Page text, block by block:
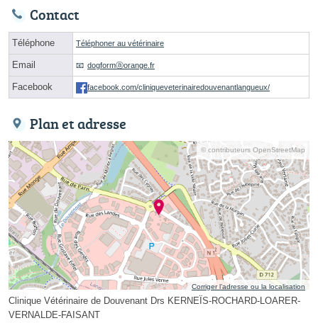
Contact
Téléphone Téléphoner au vétérinaire
Email dogformⓐorange.fr
Facebook facebook.com/cliniqueveterinairedouvenantlangueux/
Plan et adresse
© contributeurs OpenStreetMap
Corriger l’adresse ou la localisation
Clinique Vétérinaire de Douvenant Drs KERNEÏS-ROCHARD-LOARER-
VERNALDE-FAISANT